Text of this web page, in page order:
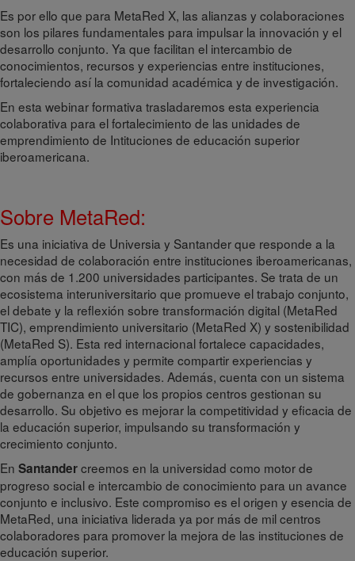
Es por ello que para MetaRed X, las alianzas y colaboraciones
son los pilares fundamentales para impulsar la innovación y el
desarrollo conjunto. Ya que facilitan el intercambio de
conocimientos, recursos y experiencias entre instituciones,
fortaleciendo así la comunidad académica y de investigación.
En esta webinar formativa trasladaremos esta experiencia
colaborativa para el fortalecimiento de las unidades de
emprendimiento de Intituciones de educación superior
iberoamericana.
Sobre MetaRed:
Es una iniciativa de Universia y Santander que responde a la
necesidad de colaboración entre instituciones iberoamericanas,
con más de 1.200 universidades participantes. Se trata de un
ecosistema interuniversitario que promueve el trabajo conjunto,
el debate y la reflexión sobre transformación digital (MetaRed
TIC), emprendimiento universitario (MetaRed X) y sostenibilidad
(MetaRed S). Esta red internacional fortalece capacidades,
amplía oportunidades y permite compartir experiencias y
recursos entre universidades. Además, cuenta con un sistema
de gobernanza en el que los propios centros gestionan su
desarrollo. Su objetivo es mejorar la competitividad y eficacia de
la educación superior, impulsando su transformación y
crecimiento conjunto.
En Santandercreemos en la universidad como motor de
progreso social e intercambio de conocimiento para un avance
conjunto e inclusivo. Este compromiso es el origen y esencia de
MetaRed, una iniciativa liderada ya por más de mil centros
colaboradores para promover la mejora de las instituciones de
educación superior.